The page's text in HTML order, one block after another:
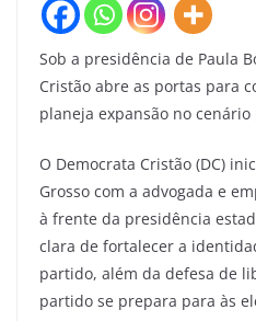
Sob a presidência de Paula
Cristão abre as portas para
planeja expansão no
O Democrata Cristão (DC)
Grosso com a advogada e
à frente da presidência
clara de fortalecer a
partido, além da defesa de
partido se prepara para às